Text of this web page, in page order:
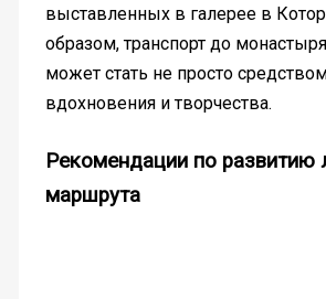
выставленных в галерее в
образом, транспорт до
может стать не просто
вдохновения и творчества.
Рекомендации по развитию
маршрута